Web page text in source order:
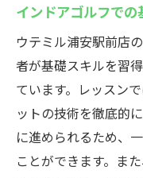
初心者向け
レッスンを
共通の目標を持
ルフスクールの
目標設定
仲間と共に
インドアゴルフで
ウテミル浦安駅前店
者が基礎スキルを習
ています。レッスン
ットの技術を徹底的
に進められるため、
ことができます。ま